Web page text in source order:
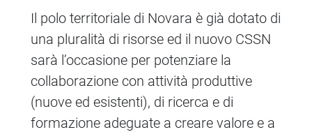
Il polo territoriale di Novara è già dotato di
una pluralità di risorse ed il nuovo CSSN
sarà l’occasione per potenziare la
collaborazione con attività produttive
(nuove ed esistenti), di ricerca e di
formazione adeguate a creare valore e a